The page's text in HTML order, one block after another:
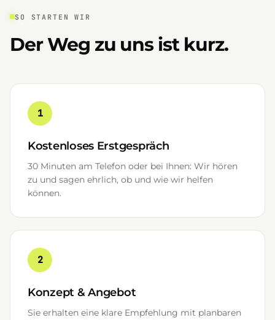
SO STARTEN WIR
Der Weg zu uns ist kurz.
1
Kostenloses Erstgespräch
30 Minuten am Telefon oder bei Ihnen: Wir hören
zu und sagen ehrlich, ob und wie wir helfen
können.
2
Konzept & Angebot
Sie erhalten eine klare Empfehlung mit planbaren